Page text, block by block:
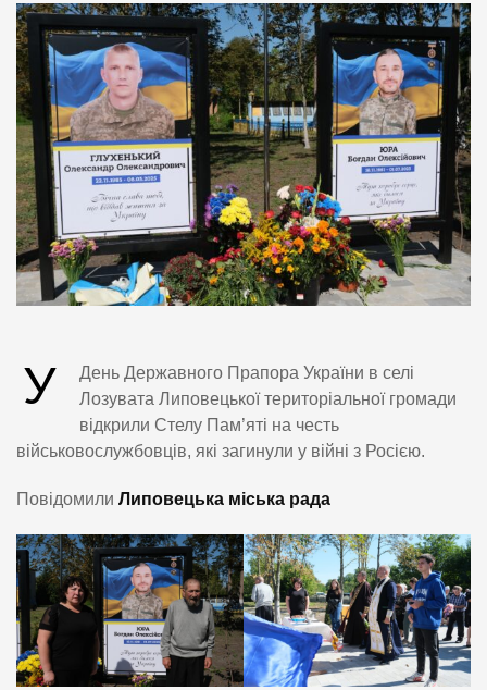
У
День Державного Прапора України в селі
Лозувата Липовецької територіальної громади
відкрили Стелу Пам’яті на честь
військовослужбовців, які загинули у війні з Росією.
Повідомили Липовецька міська рада